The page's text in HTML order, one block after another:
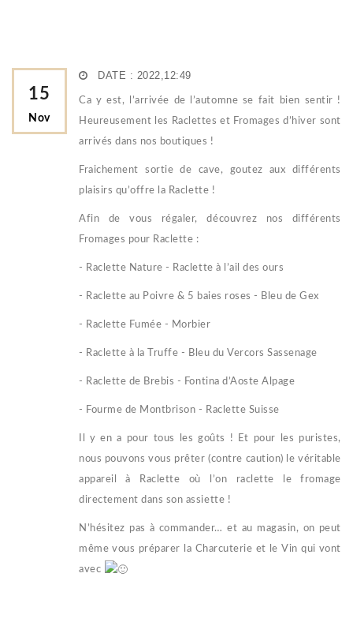
15
Nov
DATE : 2022,12:49
Ca y est, l’arrivée de l’automne se fait bien sentir !
Heureusement les Raclettes et Fromages d’hiver sont
arrivés dans nos boutiques !
Fraichement sortie de cave, goutez aux différents
plaisirs qu’offre la Raclette !
Afin de vous régaler, découvrez nos différents
Fromages pour Raclette :
- Raclette Nature - Raclette à l’ail des ours
- Raclette au Poivre & 5 baies roses - Bleu de Gex
- Raclette Fumée - Morbier
- Raclette à la Truffe - Bleu du Vercors Sassenage
- Raclette de Brebis - Fontina d’Aoste Alpage
- Fourme de Montbrison - Raclette Suisse
Il y en a pour tous les goûts ! Et pour les puristes,
nous pouvons vous prêter (contre caution) le véritable
appareil à Raclette où l’on raclette le fromage
directement dans son assiette !
N’hésitez pas à commander… et au magasin, on peut
même vous préparer la Charcuterie et le Vin qui vont
avec